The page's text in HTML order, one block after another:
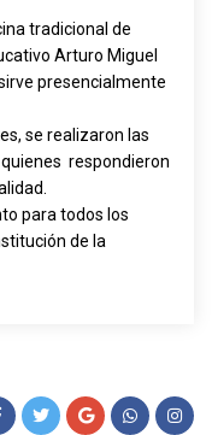
tradicional de
Arturo Miguel
presencialmente
se realizaron las
respondieron
para todos los
de la